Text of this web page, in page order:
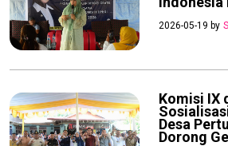
2026-05-19 by
Komisi IX
Desa
Dorong